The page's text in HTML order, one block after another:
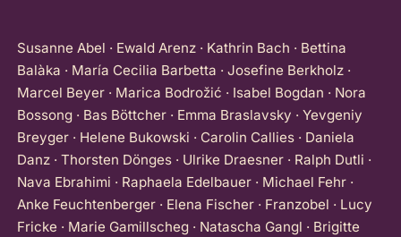
Susanne Abel · Ewald Arenz · Kathrin Bach · Bettina
Balàka · María Cecilia Barbetta · Josefine Berkholz ·
Marcel Beyer · Marica Bodrožić · Isabel Bogdan · Nora
Bossong · Bas Böttcher · Emma Braslavsky · Yevgeniy
Breyger · Helene Bukowski · Carolin Callies · Daniela
Danz · Thorsten Dönges · Ulrike Draesner · Ralph Dutli ·
Nava Ebrahimi · Raphaela Edelbauer · Michael Fehr ·
Anke Feuchtenberger · Elena Fischer · Franzobel · Lucy
Fricke · Marie Gamillscheg · Natascha Gangl · Brigitte